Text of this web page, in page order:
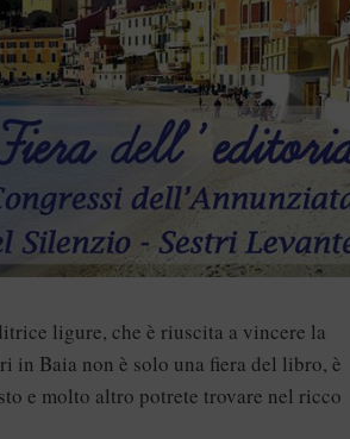
ligure, che è riuscita a vincere la
in Baia non è solo una fiera del libro, è
e molto altro potrete trovare nel ricco